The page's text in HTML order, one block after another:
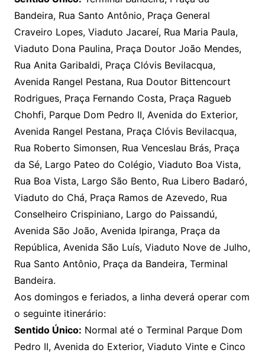
Bandeira, Rua Santo Antônio, Praça General
Craveiro Lopes, Viaduto Jacareí, Rua Maria Paula,
Viaduto Dona Paulina, Praça Doutor João Mendes,
Rua Anita Garibaldi, Praça Clóvis Bevilacqua,
Avenida Rangel Pestana, Rua Doutor Bittencourt
Rodrigues, Praça Fernando Costa, Praça Ragueb
Chohfi, Parque Dom Pedro II, Avenida do Exterior,
Avenida Rangel Pestana, Praça Clóvis Bevilacqua,
Rua Roberto Simonsen, Rua Venceslau Brás, Praça
da Sé, Largo Pateo do Colégio, Viaduto Boa Vista,
Rua Boa Vista, Largo São Bento, Rua Libero Badaró,
Viaduto do Chá, Praça Ramos de Azevedo, Rua
Conselheiro Crispiniano, Largo do Paissandú,
Avenida São João, Avenida Ipiranga, Praça da
República, Avenida São Luís, Viaduto Nove de Julho,
Rua Santo Antônio, Praça da Bandeira, Terminal
Bandeira.
Aos domingos e feriados, a linha deverá operar com
o seguinte itinerário:
Sentido Único: Normal até o Terminal Parque Dom
Pedro II, Avenida do Exterior, Viaduto Vinte e Cinco